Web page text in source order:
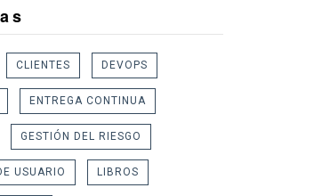
CLIENTES DEVOPS
ENTREGA CONTINUA
GESTIÓN DEL RIESGO
USUARIO LIBROS